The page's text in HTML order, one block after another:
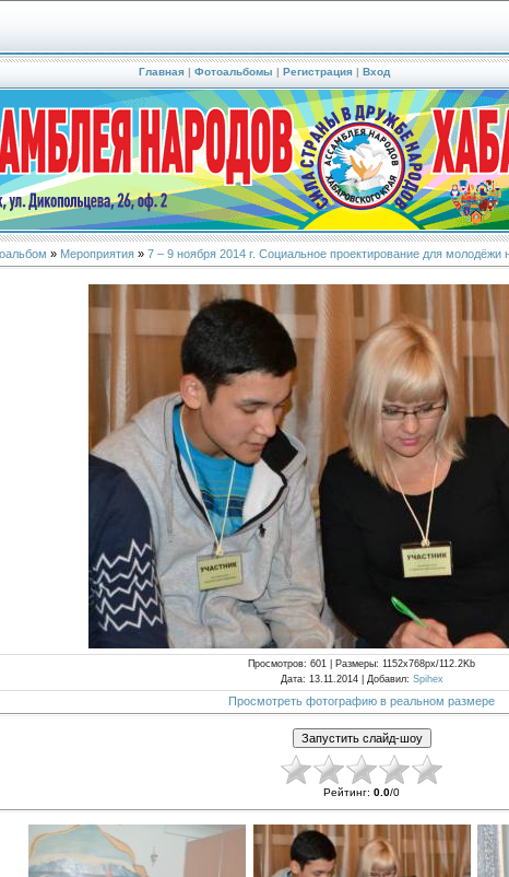
Главная | Фотоальбомы | Регистрация | Вход
» Мероприятия » 7 – 9 ноября 2014 г. Социальное проектирование для
Просмотров: 601 | Размеры: 1152x768px/112.2Kb
Дата: 13.11.2014 | Добавил: Spihex
Просмотреть фотографию в реальном размере
Рейтинг: 0.0/0